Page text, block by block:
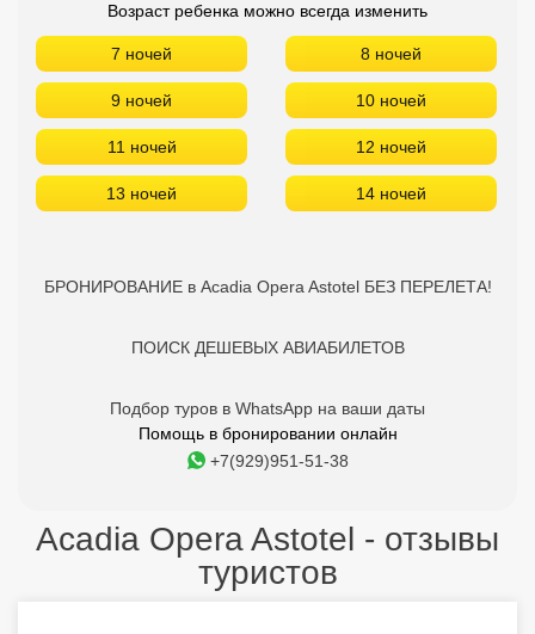
Возраст ребенка можно всегда изменить
7 ночей 8 ночей
9 ночей 10 ночей
11 ночей 12 ночей
13 ночей 14 ночей
БРОНИРОВАНИЕ в Acadia Opera Astotel БЕЗ ПЕРЕЛЕТА!
ПОИСК ДЕШЕВЫХ АВИАБИЛЕТОВ
Подбор туров в WhatsApp на ваши даты
Помощь в бронировании онлайн
+7(929)951-51-38
Acadia Opera Astotel - отзывы
туристов